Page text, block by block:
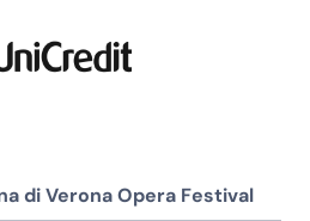
di Verona Opera Festival